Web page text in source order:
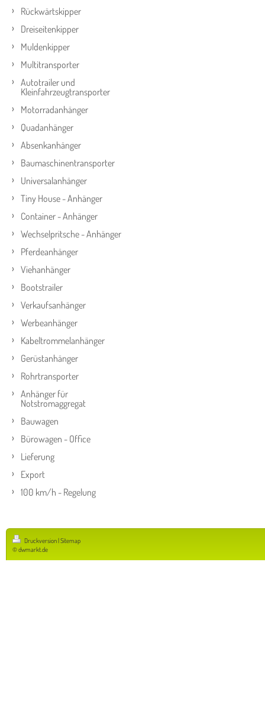
Rückwärtskipper
Dreiseitenkipper
Muldenkipper
Multitransporter
Autotrailer und
Kleinfahrzeugtransporter
Motorradanhänger
Quadanhänger
Absenkanhänger
Baumaschinentransporter
Universalanhänger
Tiny House - Anhänger
Container - Anhänger
Wechselpritsche - Anhänger
Pferdeanhänger
Viehanhänger
Bootstrailer
Verkaufsanhänger
Werbeanhänger
Kabeltrommelanhänger
Gerüstanhänger
Rohrtransporter
Anhänger für
Notstromaggregat
Bauwagen
Bürowagen - Office
Lieferung
Export
100 km/h - Regelung
Druckversion|Sitemap
© dwmarkt.de